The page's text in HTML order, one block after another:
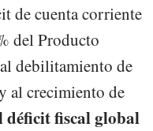
de cuenta corriente
del Producto
debilitamiento de
al crecimiento de
déficit fiscal global